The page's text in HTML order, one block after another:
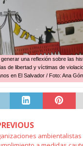
una reflexión sobre las
de libertad y víctimas de
en El Salvador / Foto: Ana